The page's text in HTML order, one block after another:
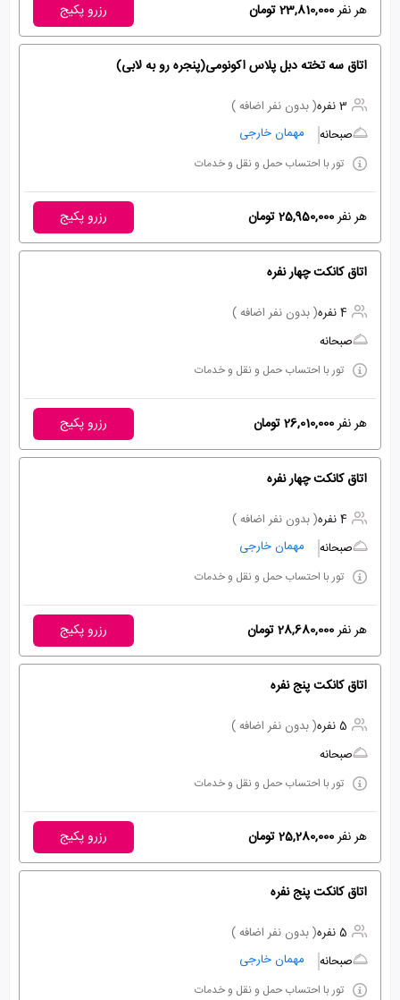
هر نفر23,810,000 تومان رزرو پکیج
اتاق سه تخته دبل پلاس اکونومی(پنجره رو به لابی)
3 نفره
( بدون نفر اضافه )
صبحانه
مهمان خارجی
تور با احتساب حمل و نقل و خدمات
هر نفر25,950,000 تومان رزرو پکیج
اتاق کانکت چهار نفره
4 نفره
( بدون نفر اضافه )
صبحانه
تور با احتساب حمل و نقل و خدمات
هر نفر26,010,000 تومان رزرو پکیج
اتاق کانکت چهار نفره
4 نفره
( بدون نفر اضافه )
صبحانه
مهمان خارجی
تور با احتساب حمل و نقل و خدمات
هر نفر28,680,000 تومان رزرو پکیج
اتاق کانکت پنج نفره
5 نفره
( بدون نفر اضافه )
صبحانه
تور با احتساب حمل و نقل و خدمات
هر نفر25,280,000 تومان رزرو پکیج
اتاق کانکت پنج نفره
5 نفره
( بدون نفر اضافه )
صبحانه
مهمان خارجی
تور با احتساب حمل و نقل و خدمات